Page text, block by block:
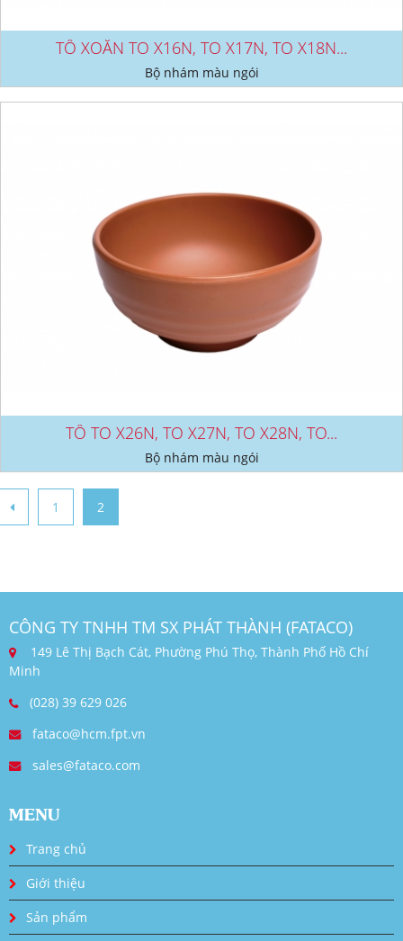
TÔ XOẮN TO X16N, TO X17N, TO X18N...
Bộ nhám màu ngói
TÔ TO X26N, TO X27N, TO X28N, TO...
Bộ nhám màu ngói
1 2
CÔNG TY TNHH TM SX PHÁT THÀNH (FATACO)
149 Lê Thị Bạch Cát, Phường Phú Thọ, Thành Phố Hồ Chí
Minh
(028) 39 629 026
fataco@hcm.fpt.vn
sales@fataco.com
MENU
Trang chủ
Giới thiệu
Sản phẩm